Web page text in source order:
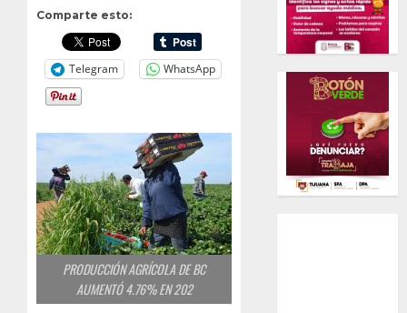
Comparte esto:
Telegram WhatsApp
PRODUCCIÓN AGRÍCOLA DE BC
AUMENTÓ 4.76% EN 202